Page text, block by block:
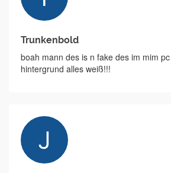
Trunkenbold
boah mann des is n fake des im mim
hintergrund alles weiß!!!